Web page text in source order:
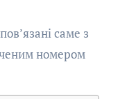
саме з
номером